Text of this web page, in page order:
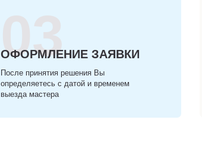
03
ОФОРМЛЕНИЕ ЗАЯВКИ
После принятия решения Вы
определяетесь с датой и временем
выезда мастера